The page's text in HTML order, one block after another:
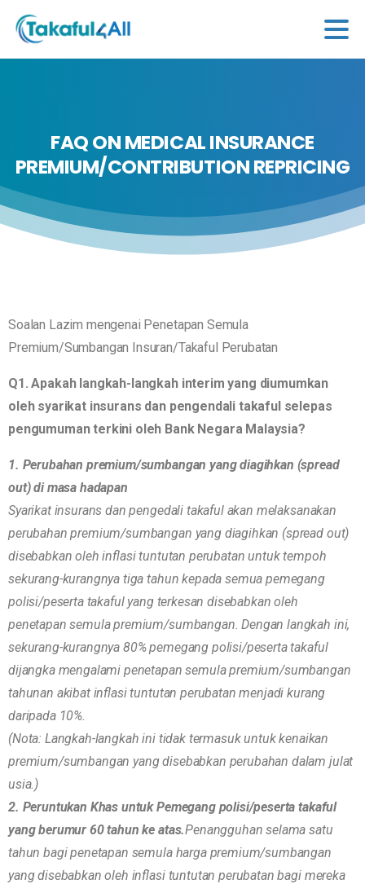
FAQONMEDICALINSURANCE
PREMIUM/CONTRIBUTIONREPRICING
Soalan Lazim mengenai Penetapan Semula
Premium/Sumbangan Insuran/Takaful Perubatan
Q1. Apakah langkah-langkah interim yang diumumkan
oleh syarikat insurans dan pengendali takaful selepas
pengumuman terkini oleh Bank Negara Malaysia?
1. Perubahan premium/sumbangan yang diagihkan (spread
out) di masa hadapan
Syarikat insurans dan pengedali takaful akan melaksanakan
perubahan premium/sumbangan yang diagihkan (spread out)
disebabkan oleh inflasi tuntutan perubatan untuk tempoh
sekurang-kurangnya tiga tahun kepada semua pemegang
polisi/peserta takaful yang terkesan disebabkan oleh
penetapan semula premium/sumbangan. Dengan langkah ini,
sekurang-kurangnya 80% pemegang polisi/peserta takaful
dijangka mengalami penetapan semula premium/sumbangan
tahunan akibat inflasi tuntutan perubatan menjadi kurang
daripada 10%.
(Nota: Langkah-langkah ini tidak termasuk untuk kenaikan
premium/sumbangan yang disebabkan perubahan dalam julat
usia.)
2. Peruntukan Khas untuk Pemegang polisi/peserta takaful
yang berumur 60 tahun ke atas.Penangguhan selama satu
tahun bagi penetapan semula harga premium/sumbangan
yang disebabkan oleh inflasi tuntutan perubatan bagi mereka